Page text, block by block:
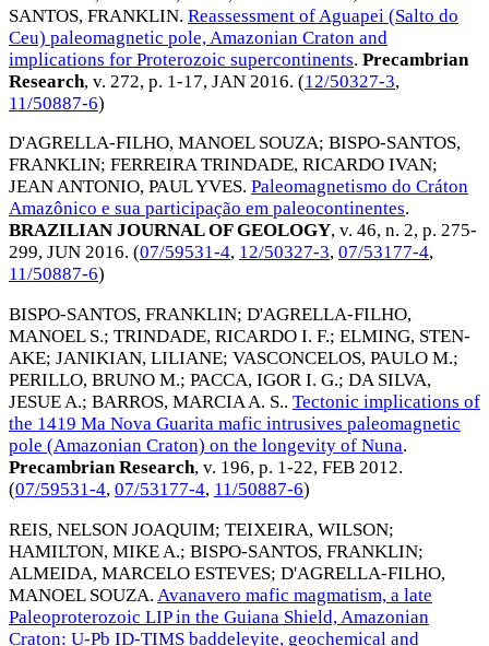
SANTOS, FRANKLIN. Reassessment of Aguapei (Salto do
Ceu) paleomagnetic pole, Amazonian Craton and
implications for Proterozoic supercontinents. Precambrian
Research, v. 272, p. 1-17, JAN 2016. (12/50327-3,
11/50887-6)
D'AGRELLA-FILHO, MANOEL SOUZA; BISPO-SANTOS,
FRANKLIN; FERREIRA TRINDADE, RICARDO IVAN;
JEAN ANTONIO, PAUL YVES. Paleomagnetismo do Cráton
Amazônico e sua participação em paleocontinentes.
BRAZILIAN JOURNAL OF GEOLOGY, v. 46, n. 2, p. 275-
299, JUN 2016. (07/59531-4, 12/50327-3, 07/53177-4,
11/50887-6)
BISPO-SANTOS, FRANKLIN; D'AGRELLA-FILHO,
MANOEL S.; TRINDADE, RICARDO I. F.; ELMING, STEN-
AKE; JANIKIAN, LILIANE; VASCONCELOS, PAULO M.;
PERILLO, BRUNO M.; PACCA, IGOR I. G.; DA SILVA,
JESUE A.; BARROS, MARCIA A. S.. Tectonic implications of
the 1419 Ma Nova Guarita mafic intrusives paleomagnetic
pole (Amazonian Craton) on the longevity of Nuna.
Precambrian Research, v. 196, p. 1-22, FEB 2012.
(07/59531-4, 07/53177-4, 11/50887-6)
REIS, NELSON JOAQUIM; TEIXEIRA, WILSON;
HAMILTON, MIKE A.; BISPO-SANTOS, FRANKLIN;
ALMEIDA, MARCELO ESTEVES; D'AGRELLA-FILHO,
MANOEL SOUZA. Avanavero mafic magmatism, a late
Paleoproterozoic LIP in the Guiana Shield, Amazonian
Craton: U-Pb ID-TIMS baddeleyite, geochemical and